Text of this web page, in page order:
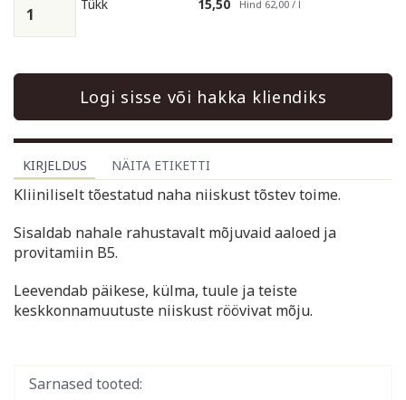
Tükk 15,50 Hind 62,00 / l
Logi sisse või hakka kliendiks
KIRJELDUS NÄITA ETIKETTI
Kliiniliselt tõestatud naha niiskust tõstev toime.
Sisaldab nahale rahustavalt mõjuvaid aaloed ja
provitamiin B5.
Leevendab päikese, külma, tuule ja teiste
keskkonnamuutuste niiskust röövivat mõju.
Sarnased tooted: